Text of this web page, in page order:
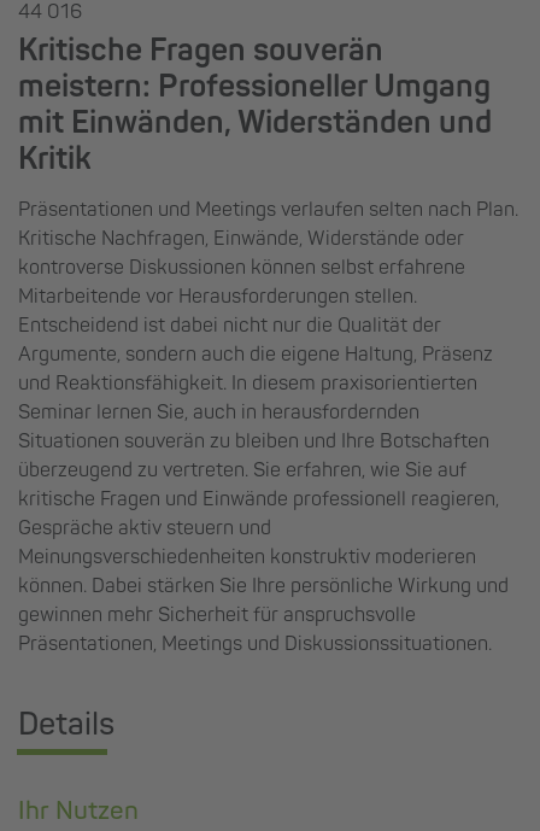
44 016
Kritische Fragen souverän
meistern: Professioneller Umgang
mit Einwänden, Widerständen und
Kritik
Präsentationen und Meetings verlaufen selten nach Plan.
Kritische Nachfragen, Einwände, Widerstände oder
kontroverse Diskussionen können selbst erfahrene
Mitarbeitende vor Herausforderungen stellen.
Entscheidend ist dabei nicht nur die Qualität der
Argumente, sondern auch die eigene Haltung, Präsenz
und Reaktionsfähigkeit. In diesem praxisorientierten
Seminar lernen Sie, auch in herausfordernden
Situationen souverän zu bleiben und Ihre Botschaften
überzeugend zu vertreten. Sie erfahren, wie Sie auf
kritische Fragen und Einwände professionell reagieren,
Gespräche aktiv steuern und
Meinungsverschiedenheiten konstruktiv moderieren
können. Dabei stärken Sie Ihre persönliche Wirkung und
gewinnen mehr Sicherheit für anspruchsvolle
Präsentationen, Meetings und Diskussionssituationen.
Details
Ihr Nutzen